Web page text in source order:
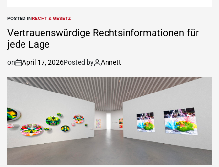
POSTED INRECHT & GESETZ
Vertrauenswürdige Rechtsinformationen für
jede Lage
on April 17, 2026Posted by Annett